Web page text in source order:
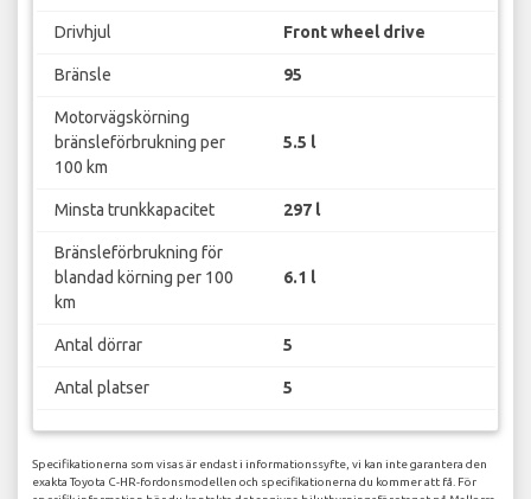
Drivhjul Front wheel drive
Bränsle 95
Motorvägskörning
bränsleförbrukning per
100 km
5.5 l
Minsta trunkkapacitet 297 l
Bränsleförbrukning för
blandad körning per 100
km
6.1 l
Antal dörrar 5
Antal platser 5
Specifikationerna som visas är endast i informationssyfte, vi kan inte garantera den
exakta Toyota C-HR-fordonsmodellen och specifikationerna du kommer att få. För